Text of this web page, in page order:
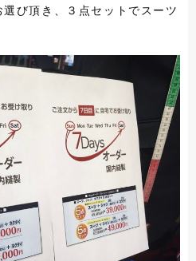
び頂き、３点セットでスーツ